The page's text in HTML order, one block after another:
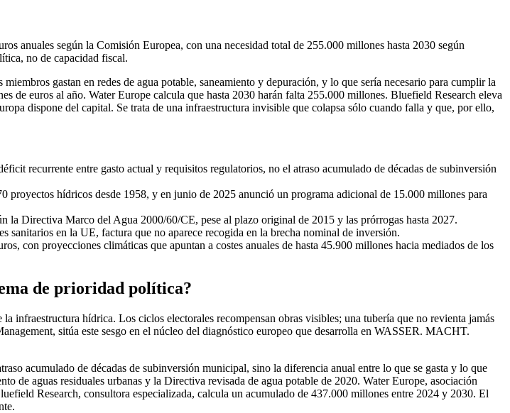
anuales según la Comisión Europea, con una necesidad total de 255.000 millones hasta 2030 según
no de capacidad fiscal.
gastan en redes de agua potable, saneamiento y depuración, y lo que sería necesario para cumplir la
euros al año. Water Europe calcula que hasta 2030 harán falta 255.000 millones. Bluefield Research eleva
dispone del capital. Se trata de una infraestructura invisible que colapsa sólo cuando falla y que, por ello,
recurrente entre gasto actual y requisitos regulatorios, no el atraso acumulado de décadas de subinversión
hídricos desde 1958, y en junio de 2025 anunció un programa adicional de 15.000 millones para
la Directiva Marco del Agua 2000/60/CE, pese al plazo original de 2015 y las prórrogas hasta 2027.
en la UE, factura que no aparece recogida en la brecha nominal de inversión.
con proyecciones climáticas que apuntan a costes anuales de hasta 45.900 millones hacia mediados de los
de prioridad política?
hídrica. Los ciclos electorales recompensan obras visibles; una tubería que no revienta jamás
sitúa este sesgo en el núcleo del diagnóstico europeo que desarrolla en WASSER. MACHT.
acumulado de décadas de subinversión municipal, sino la diferencia anual entre lo que se gasta y lo que
de aguas residuales urbanas y la Directiva revisada de agua potable de 2020. Water Europe, asociación
Research, consultora especializada, calcula un acumulado de 437.000 millones entre 2024 y 2030. El